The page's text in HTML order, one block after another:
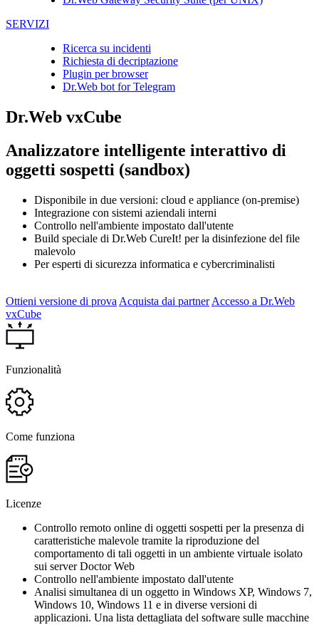
SERVIZI
Ricerca su incidenti
Richiesta di decriptazione
Plugin per browser
Dr.Web bot for Telegram
Dr.Web vxCube
Analizzatore intelligente interattivo di
oggetti sospetti (sandbox)
Disponibile in due versioni: cloud e appliance (on-premise)
Integrazione con sistemi aziendali interni
Controllo nell'ambiente impostato dall'utente
Build speciale di Dr.Web CureIt! per la disinfezione del file
malevolo
Per esperti di sicurezza informatica e cybercriminalisti
Ottieni versione di prova Acquista dai partner Accesso a Dr.Web
vxCube
Funzionalità
Come funziona
Licenze
Controllo remoto online di oggetti sospetti per la presenza di
caratteristiche malevole tramite la riproduzione del
comportamento di tali oggetti in un ambiente virtuale isolato
sui server Doctor Web
Controllo nell'ambiente impostato dall'utente
Analisi simultanea di un oggetto in Windows XP, Windows 7,
Windows 10, Windows 11 e in diverse versioni di
applicazioni. Una lista dettagliata del software sulle macchine